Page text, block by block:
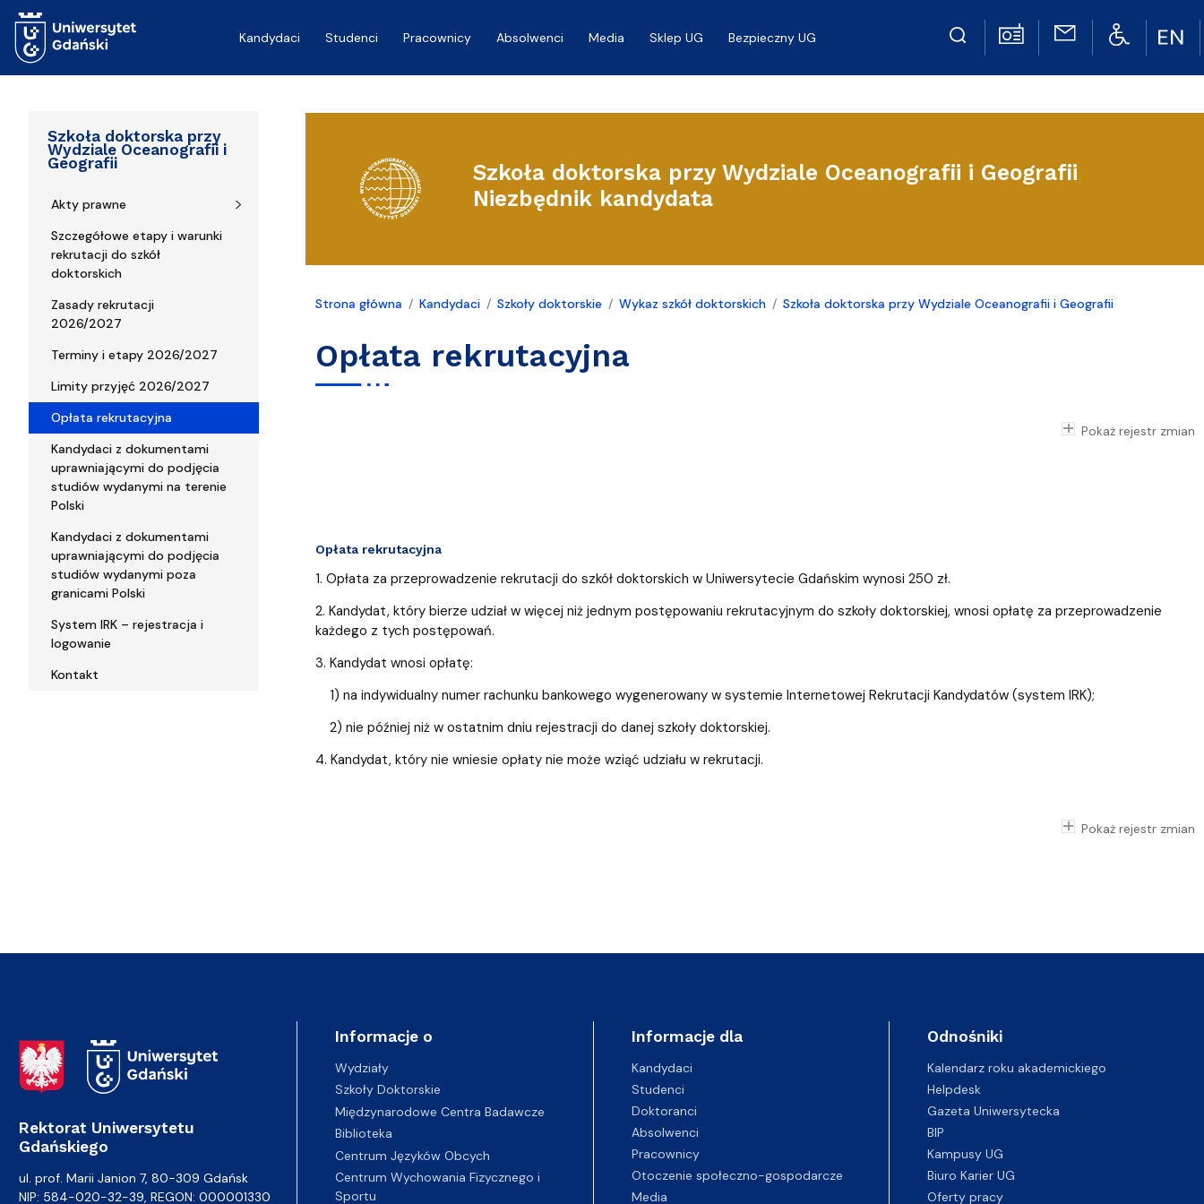
Kandydaci
Studenci Pracownicy Absolwenci Media Sklep UG Bezpieczny UG
Szkoła doktorska przy
Wydziale Oceanografii i
Geografii
Akty prawne
Szczegółowe etapy i warunki
rekrutacji do szkół
doktorskich
Zasady rekrutacji
2026/2027
Terminy i etapy 2026/2027
Limity przyjęć 2026/2027
Opłata rekrutacyjna
Kandydaci z dokumentami
uprawniającymi do podjęcia
studiów wydanymi na terenie
Polski
Kandydaci z dokumentami
uprawniającymi do podjęcia
studiów wydanymi poza
granicami Polski
System IRK – rejestracja i
logowanie
Kontakt
Szkoła doktorska przy Wydziale Oceanografii i Geografii
Niezbędnik kandydata
Strona główna Kandydaci Szkoły doktorskie Wykaz szkół doktorskich Szkoła doktorska przy Wydziale Oceanografii i Geografii
Opłata rekrutacyjna
Pokaż rejestr zmian
Opłata rekrutacyjna
1. Opłata za przeprowadzenie rekrutacji do szkół doktorskich w Uniwersytecie Gdańskim wynosi 250 zł.
2. Kandydat, który bierze udział w więcej niż jednym postępowaniu rekrutacyjnym do szkoły doktorskiej, wnosi opłatę za przeprowadzenie
każdego z tych postępowań.
3. Kandydat wnosi opłatę:
1) na indywidualny numer rachunku bankowego wygenerowany w systemie Internetowej Rekrutacji Kandydatów (system IRK);
2) nie później niż w ostatnim dniu rejestracji do danej szkoły doktorskiej.
4. Kandydat, który nie wniesie opłaty nie może wziąć udziału w rekrutacji.
Pokaż rejestr zmian
Adres Rektoratu
Rektorat Uniwersytetu
Gdańskiego
ul. prof. Marii Janion 7, 80-309 Gdańsk
NIP: 584-020-32-39, REGON: 000001330
Informacje o
Wydziały
Szkoły Doktorskie
Międzynarodowe Centra Badawcze
Biblioteka
Centrum Języków Obcych
Centrum Wychowania Fizycznego i
Sportu
Informacje dla
Kandydaci
Studenci
Doktoranci
Absolwenci
Pracownicy
Otoczenie społeczno-gospodarcze
Media
Odnośniki
Kalendarz roku akademickiego
Helpdesk
Gazeta Uniwersytecka
BIP
Kampusy UG
Biuro Karier UG
Oferty pracy